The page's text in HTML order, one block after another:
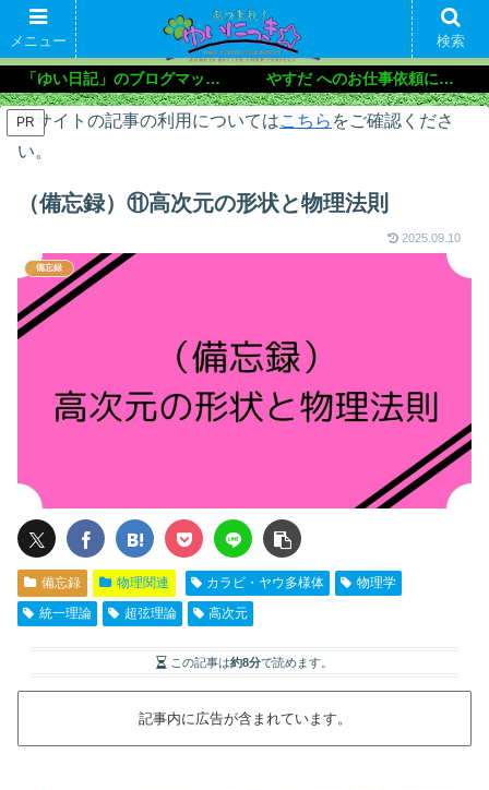
「ゆい日記」のブログマップ🌝 やすだ へのお仕事依頼について
PR
本サイトの記事の利用についてはこちら をご確認くださ
い。
（備忘録）⑪高次元の形状と物理法則
2025.09.10
備忘録
備忘録 物理関連 カラビ・ヤウ多様体
物理学
統一理論
超弦理論 高次元
この記事は約8分で読めます。
記事内に広告が含まれています。
メニュー 検索